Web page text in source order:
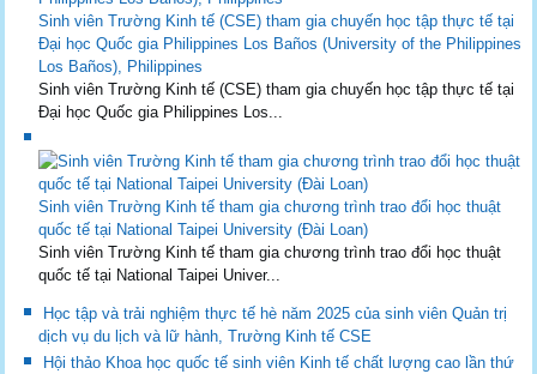
Sinh viên Trường Kinh tế (CSE) tham gia chuyến học tập thực tế tại
Đại học Quốc gia Philippines Los Baños (University of the Philippines
Los Baños), Philippines
Sinh viên Trường Kinh tế (CSE) tham gia chuyến học tập thực tế tại
Đại học Quốc gia Philippines Los...
Sinh viên Trường Kinh tế tham gia chương trình trao đổi học thuật
quốc tế tại National Taipei University (Đài Loan)
Sinh viên Trường Kinh tế tham gia chương trình trao đổi học thuật
quốc tế tại National Taipei Univer...
Học tập và trải nghiệm thực tế hè năm 2025 của sinh viên Quản trị
dịch vụ du lịch và lữ hành, Trường Kinh tế CSE
Hội thảo Khoa học quốc tế sinh viên Kinh tế chất lượng cao lần thứ